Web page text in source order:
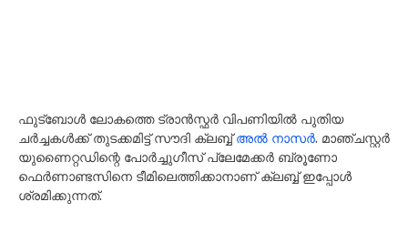
ഫുട്ബോൾ ലോകത്തെ ട്രാൻസ്ഫർ വിപണിയിൽ പുതിയ
ചർച്ചകൾക്ക് തുടക്കമിട്ട് സൗദി ക്ലബ്ബ്അൽ നാസർ. മാഞ്ചസ്റ്റർ
യുണൈറ്റഡിന്റെ പോർച്ചുഗീസ് പ്ലേമേക്കർ ബ്രൂണോ
ഫെർണാണ്ടസിനെ ടീമിലെത്തിക്കാനാണ് ക്ലബ്ബ് ഇപ്പോൾ
ശ്രമിക്കുന്നത്.